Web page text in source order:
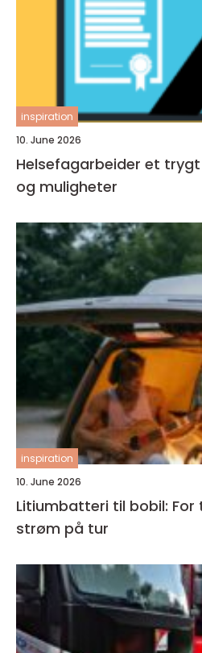
inspiration
10. June 2026
Helsefagarbeider et trygt yrke med mening
og muligheter
inspiration
10. June 2026
Litiumbatteri til bobil:
strøm på tur